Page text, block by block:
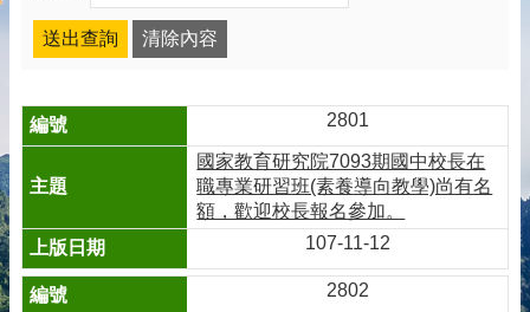
2801
國家教育研究院7093期國中校長在
職專業研習班(素養導向教學)尚有名
額，歡迎校長報名參加。
107-11-12
2802